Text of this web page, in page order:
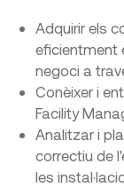
Adquirir els
eficientment
negoci a
Conèixer i
Facility
Analitzar i
correctiu de
les